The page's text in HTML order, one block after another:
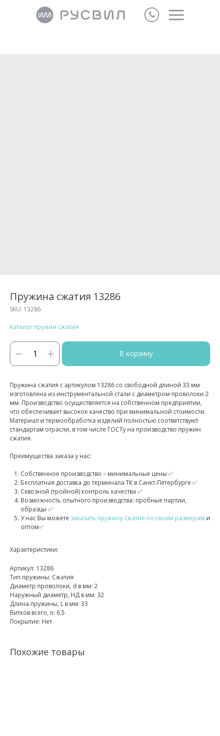
Пружина сжатия 13286
SKU: 13286
Каталог пружин сжатия
В корзину
Пружина сжатия с артикулом 13286 со свободной длиной 33 мм
изготовлена из инструментальной стали с диаметром проволоки 2
мм. Производство осуществляется на собственном предприятии,
что обеспечивает высокое качество при минимальной стоимости.
Материал и термообработка изделий полностью соответствуют
стандартам отрасли, в том числе ГОСТу на производство пружин
сжатия.
Преимущества заказа у нас:
Собственное производство – минимальные цены ✅
Бесплатная доставка до терминала ТК в Санкт‑Петербурге ✅
Сквозной (тройной) контроль качества ✅
Возможность опытного производства: пробные партии,
образцы ✅
У нас Вы можете заказать пружину сжатия по своим размерам и
оптом✅
Характеристики:
Артикул: 13286
Тип пружины: Сжатия
Диаметр проволоки, d в мм: 2
Наружный диаметр, НД в мм: 32
Длина пружины, L в мм: 33
Витков всего, n: 6.5
Покрытие: Нет
Похожие товары